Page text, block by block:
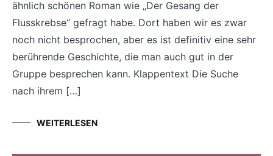
ähnlich schönen Roman wie „Der Gesang der
Flusskrebse“ gefragt habe. Dort haben wir es zwar
noch nicht besprochen, aber es ist definitiv eine sehr
berührende Geschichte, die man auch gut in der
Gruppe besprechen kann. Klappentext Die Suche
nach ihrem […]
WEITERLESEN